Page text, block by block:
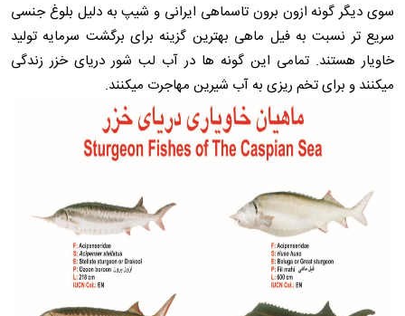
سوی دیگر گونه ازون برون تاسماهی ایرانی و شیپ به دلیل بلوغ جنسی
سریع تر نسبت به فیل ماهی بهترین گزینه برای برگشت سرمایه تولید
خاویار هستند. تمامی این گونه ها در آب لب شور دریای خزر زندگی
میکنند و برای تخم ریزی به آب شیرین مهاجرت میکنند.